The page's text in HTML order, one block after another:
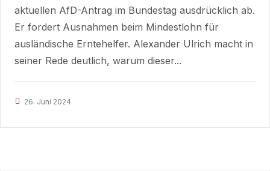
aktuellen AfD-Antrag im Bundestag ausdrücklich ab.
Er fordert Ausnahmen beim Mindestlohn für
ausländische Erntehelfer. Alexander Ulrich macht in
seiner Rede deutlich, warum dieser...
26. Juni 2024